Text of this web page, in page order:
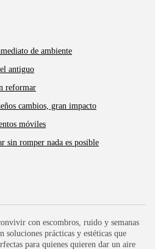
con escombros, ruido y semanas
soluciones prácticas y estéticas que
para quienes quieren dar un aire
de ambiente
antiguo
reformar
cambios, gran impacto
móviles
sin romper nada es posible